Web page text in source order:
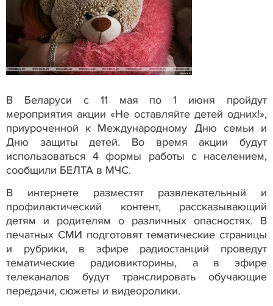
В Беларуси с 11 мая по 1 июня пройдут
мероприятия акции «Не оставляйте детей одних!»,
приуроченной к Международному Дню семьи и
Дню защиты детей. Во время акции будут
использоваться 4 формы работы с населением,
сообщили БЕЛТА в МЧС.
В интернете разместят развлекательный и
профилактический контент, рассказывающий
детям и родителям о различных опасностях. В
печатных СМИ подготовят тематические страницы
и рубрики, в эфире радиостанций проведут
тематические радиовикторины, а в эфире
телеканалов будут транслировать обучающие
передачи, сюжеты и видеоролики.